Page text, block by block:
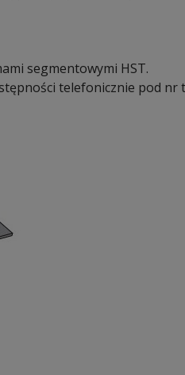
segmentowymi HST.
telefonicznie pod nr